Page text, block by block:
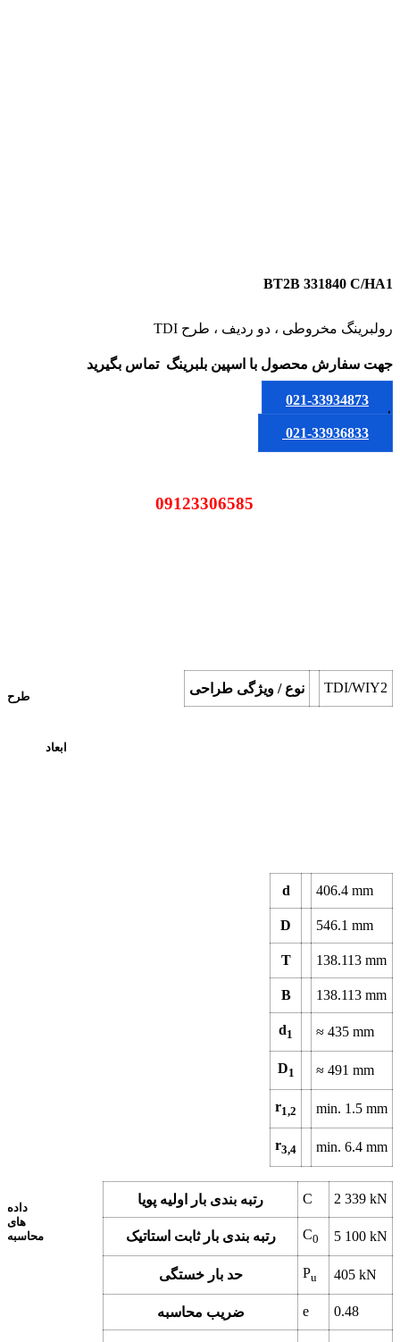
BT2B 331840 C/HA1
رولبرینگ مخروطی ، دو ردیف ، طرح TDI
جهت سفارش محصول با اسپین بلبرینگ تماس بگیرید
021-33934873
یا
021-33936833
طرح
نوع / ویژگی طراحی TDI/WIY2
ابعاد
d 406.4 mm
D 546.1 mm
T 138.113 mm
B 138.113 mm
d1 ≈ 435 mm
D1 ≈ 491 mm
r1,2 min. 1.5 mm
r3,4 min. 6.4 mm
داده
های
محاسبه
رتبه بندی بار اولیه پویا C 2 339 kN
رتبه بندی بار ثابت استاتیک C0 5 100 kN
حد بار خستگی Pu 405 kN
ضریب محاسبه e 0.48